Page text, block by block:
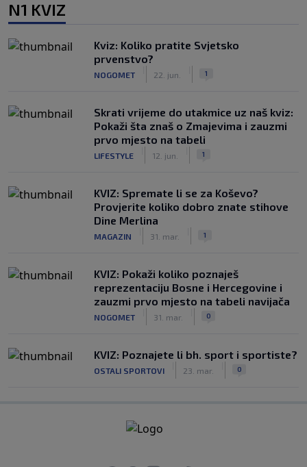
N1 KVIZ
Kviz: Koliko pratite Svjetsko
prvenstvo?
NOGOMET 22. jun. 1
Skrati vrijeme do utakmice uz naš kviz:
Pokaži šta znaš o Zmajevima i zauzmi
prvo mjesto na tabeli
LIFESTYLE 12. jun. 1
KVIZ: Spremate li se za Koševo?
Provjerite koliko dobro znate stihove
Dine Merlina
MAGAZIN 31. mar. 1
KVIZ: Pokaži koliko poznaješ
reprezentaciju Bosne i Hercegovine i
zauzmi prvo mjesto na tabeli navijača
NOGOMET 31. mar. 0
KVIZ: Poznajete li bh. sport i sportiste?
OSTALI SPORTOVI 23. mar. 0